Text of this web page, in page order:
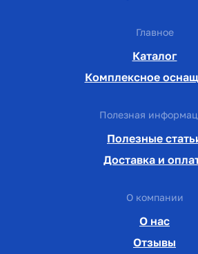
Главное
Каталог
Комплексное
Полезная
Полезные
Доставка и
О компании
О нас
Отзывы